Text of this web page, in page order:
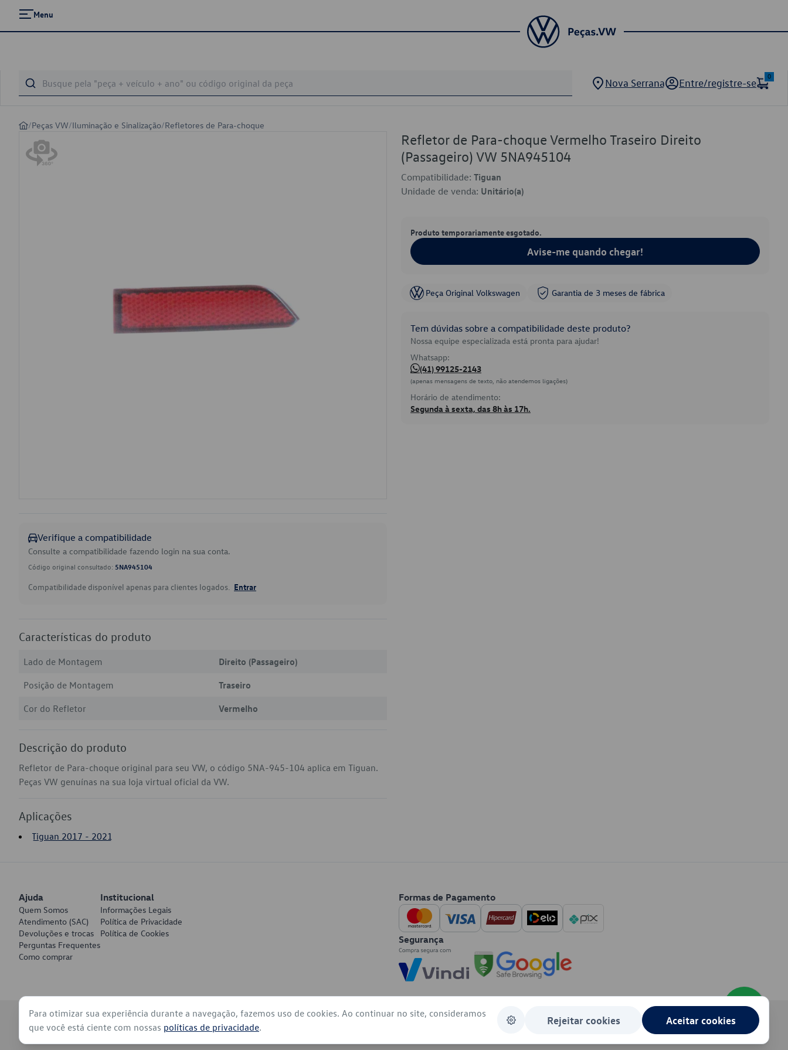
Menu
Nova Serrana Entre/registre-se
0
/Peças VW/Iluminação e Sinalização/Refletores de Para-choque
Verifique a compatibilidade
Consulte a compatibilidade fazendo login na sua conta.
Código original consultado: 5NA945104
Compatibilidade disponível apenas para clientes logados. Entrar
Características do produto
Lado de Montagem
Direito (Passageiro)
Posição de Montagem
Traseiro
Cor do Refletor
Vermelho
Descrição do produto
Refletor de Para-choque original para seu VW, o código 5NA-945-104 aplica em Tiguan.
Peças VW genuínas na sua loja virtual oficial da VW.
Aplicações
Tiguan 2017 - 2021
Refletor de Para-choque Vermelho Traseiro Direito
(Passageiro) VW 5NA945104
Compatibilidade: Tiguan
Unidade de venda: Unitário(a)
Produto temporariamente esgotado.
Avise-me quando chegar!
Peça Original Volkswagen Garantia de 3 meses de fábrica
Tem dúvidas sobre a compatibilidade deste produto?
Nossa equipe especializada está pronta para ajudar!
Whatsapp:
(41) 99125-2143
(apenas mensagens de texto, não atendemos ligações)
Horário de atendimento:
Segunda à sexta, das 8h às 17h.
Ajuda
Quem Somos
Atendimento (SAC)
Devoluções e trocas
Perguntas Frequentes
Como comprar
Institucional
Informações Legais
Política de Privacidade
Política de Cookies
Formas de Pagamento
Segurança
© 2026 - Volkswagen do Brasil - Todos os direitos reservados
Para otimizar sua experiência durante a navegação, fazemos uso de cookies. Ao continuar no site, consideramos
que você está ciente com nossas políticas de privacidade.
Rejeitar cookies Aceitar cookies